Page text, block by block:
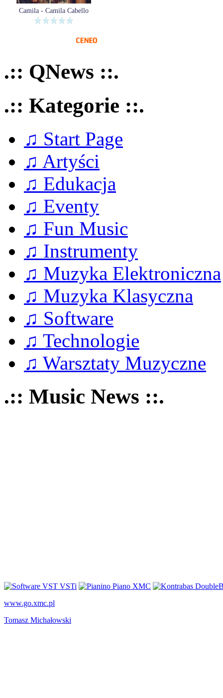
Camila - Camila Cabello
.:: QNews ::.
.:: Kategorie ::.
♫ Start Page
♫ Artyści
♫ Edukacja
♫ Eventy
♫ Fun Music
♫ Instrumenty
♫ Muzyka Elektroniczna
♫ Muzyka Klasyczna
♫ Software
♫ Technologie
♫ Warsztaty Muzyczne
.:: Music News ::.
www.go.xmc.pl
Tomasz Michałowski